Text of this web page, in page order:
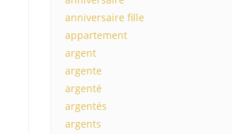
anniversaire fille
appartement
argent
argente
argenté
argentés
argents